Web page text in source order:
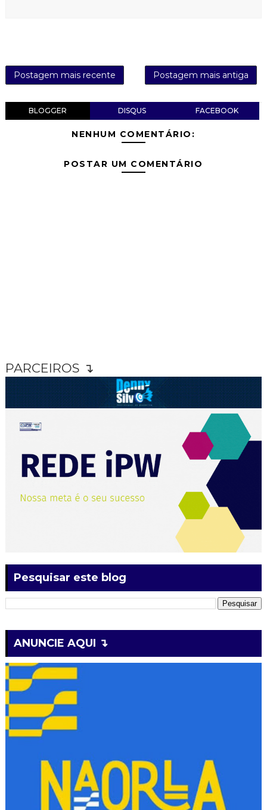
Postagem mais recente Postagem mais antiga
BLOGGER DISQUS FACEBOOK
NENHUM COMENTÁRIO:
POSTAR UM COMENTÁRIO
PARCEIROS ↴
Pesquisar este blog
ANUNCIE AQUI ↴